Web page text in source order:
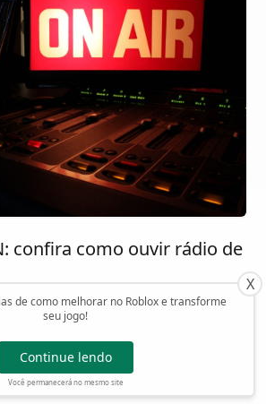
X
de como melhorar no Roblox e transforme
seu jogo!
Continue lendo
Você permanecerá no mesmo site
confira como ouvir rádio de
rádio CBN, fique por dentro das
do Brasil. Conheça e tenha acesso
completa.